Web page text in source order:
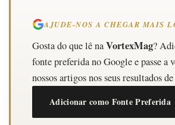
AJUDE-NOS A CHEGAR MAIS
Gosta do que lê naVortexMag?
fonte preferida no Google e passe a
nossos artigos nos seus resultados
Adicionar como Fonte